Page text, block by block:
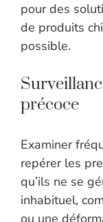
pour des
de produits
possible.
précoce
Examiner
repérer les
qu’ils ne se
inhabituel,
ou une